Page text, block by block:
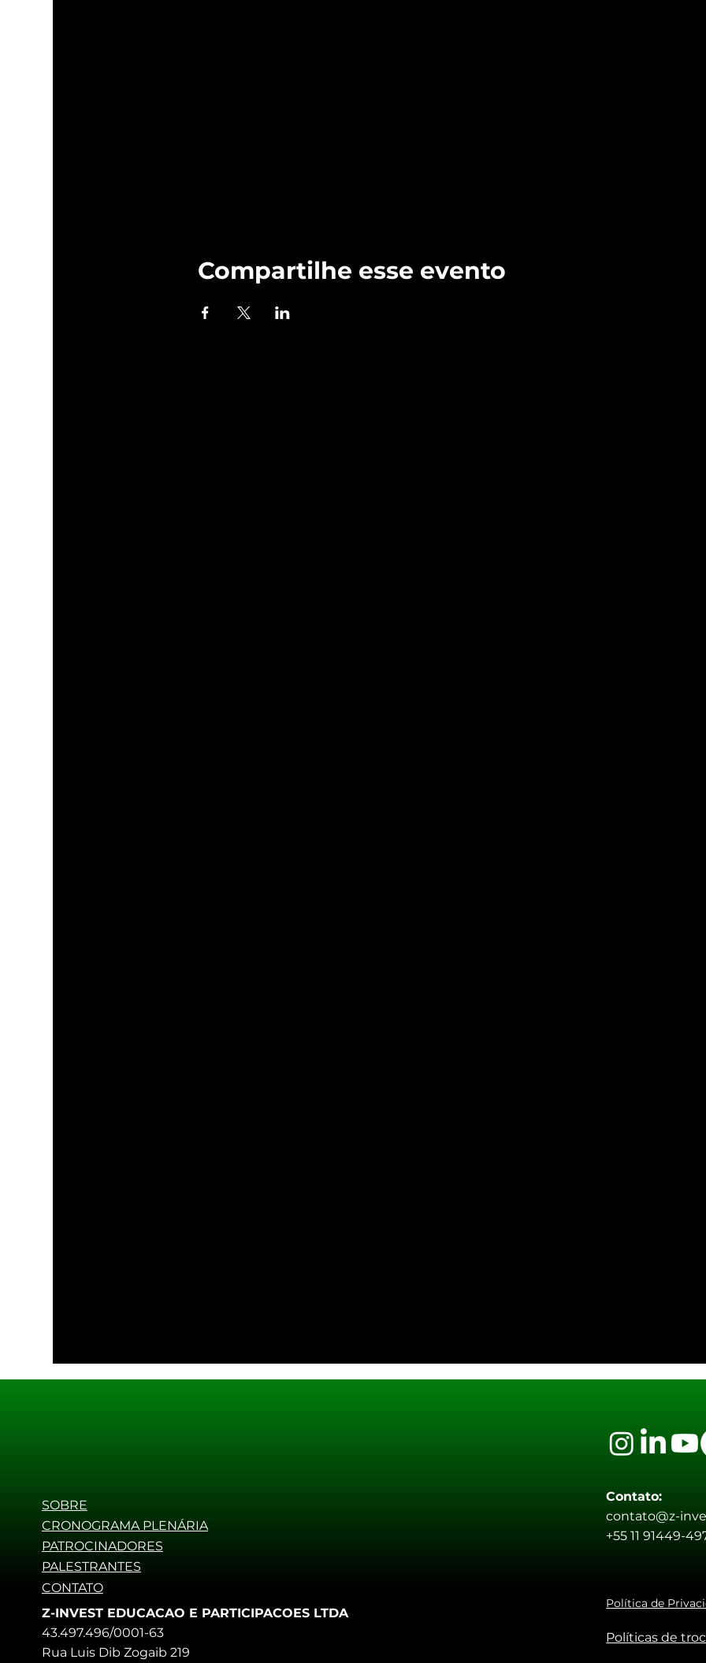
Compartilhe esse evento
SOBRE
CRONOGRAMA PLENÁRIA
PATROCINADORES
PALESTRANTES
CONTATO
Z-INVEST EDUCACAO E PARTICIPACOES LTDA
43.497.496/0001-63
Rua Luis Dib Zogaib 219
Contato:
contato@z-
+55 11 91449-
Política de
Políticas de